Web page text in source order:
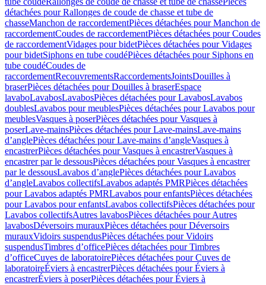
détachées pour Rallonges de coude de chasse et tube de
chasseManchon de raccordementPièces détachées pour Manchon de
raccordementCoudes de raccordementPièces détachées pour Coudes
de raccordementVidages pour bidetPièces détachées pour Vidages
pour bidetSiphons en tube coudéPièces détachées pour Siphons en
tube coudéCoudes de
raccordementRecouvrementsRaccordementsJointsDouilles à
braserPièces détachées pour Douilles à braserEspace
lavaboLavabosLavabosPièces détachées pour LavabosLavabos
doublesLavabos pour meublesPièces détachées pour Lavabos pour
meublesVasques à poserPièces détachées pour Vasques à
poserLave-mainsPièces détachées pour Lave-mainsLave-mains
d’anglePièces détachées pour Lave-mains d’angleVasques à
encastrerPièces détachées pour Vasques à encastrerVasques à
encastrer par le dessousPièces détachées pour Vasques à encastrer
par le dessousLavabos d’anglePièces détachées pour Lavabos
d’angleLavabos collectifsLavabos adaptés PMRPièces détachées
pour Lavabos adaptés PMRLavabos pour enfantsPièces détachées
pour Lavabos pour enfantsLavabos collectifsPièces détachées pour
Lavabos collectifsAutres lavabosPièces détachées pour Autres
lavabosDéversoirs murauxPièces détachées pour Déversoirs
murauxVidoirs suspendusPièces détachées pour Vidoirs
suspendusTimbres dʼofficePièces détachées pour Timbres
dʼofficeCuves de laboratoirePièces détachées pour Cuves de
laboratoireÉviers à encastrerPièces détachées pour Éviers à
encastrerÉviers à poserPièces détachées pour Éviers à